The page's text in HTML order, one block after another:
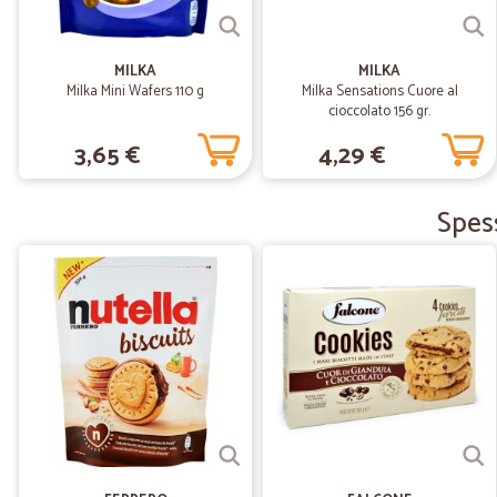
MILKA
Milka Mini Wafers 110 g
3,65 €
MILKA
Milka Sensations Cuore al
cioccolato 156 gr.
4,29 €